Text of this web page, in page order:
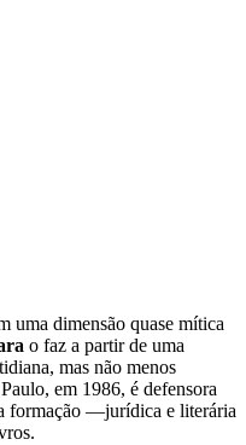
uma dimensão quase mítica
o faz a partir de uma
mas não menos
em 1986, é defensora
formação —jurídica e literária